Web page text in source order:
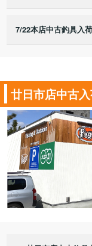
7/22本店中古釣具入
廿日市店中古